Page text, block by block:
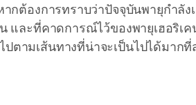
กต้องการทราบว่าปัจจุบันพายุกำลัง
และที่คาดการณ์ไว้ของพายุเฮอริเค
ามเส้นทางที่น่าจะเป็นไปได้มากที่